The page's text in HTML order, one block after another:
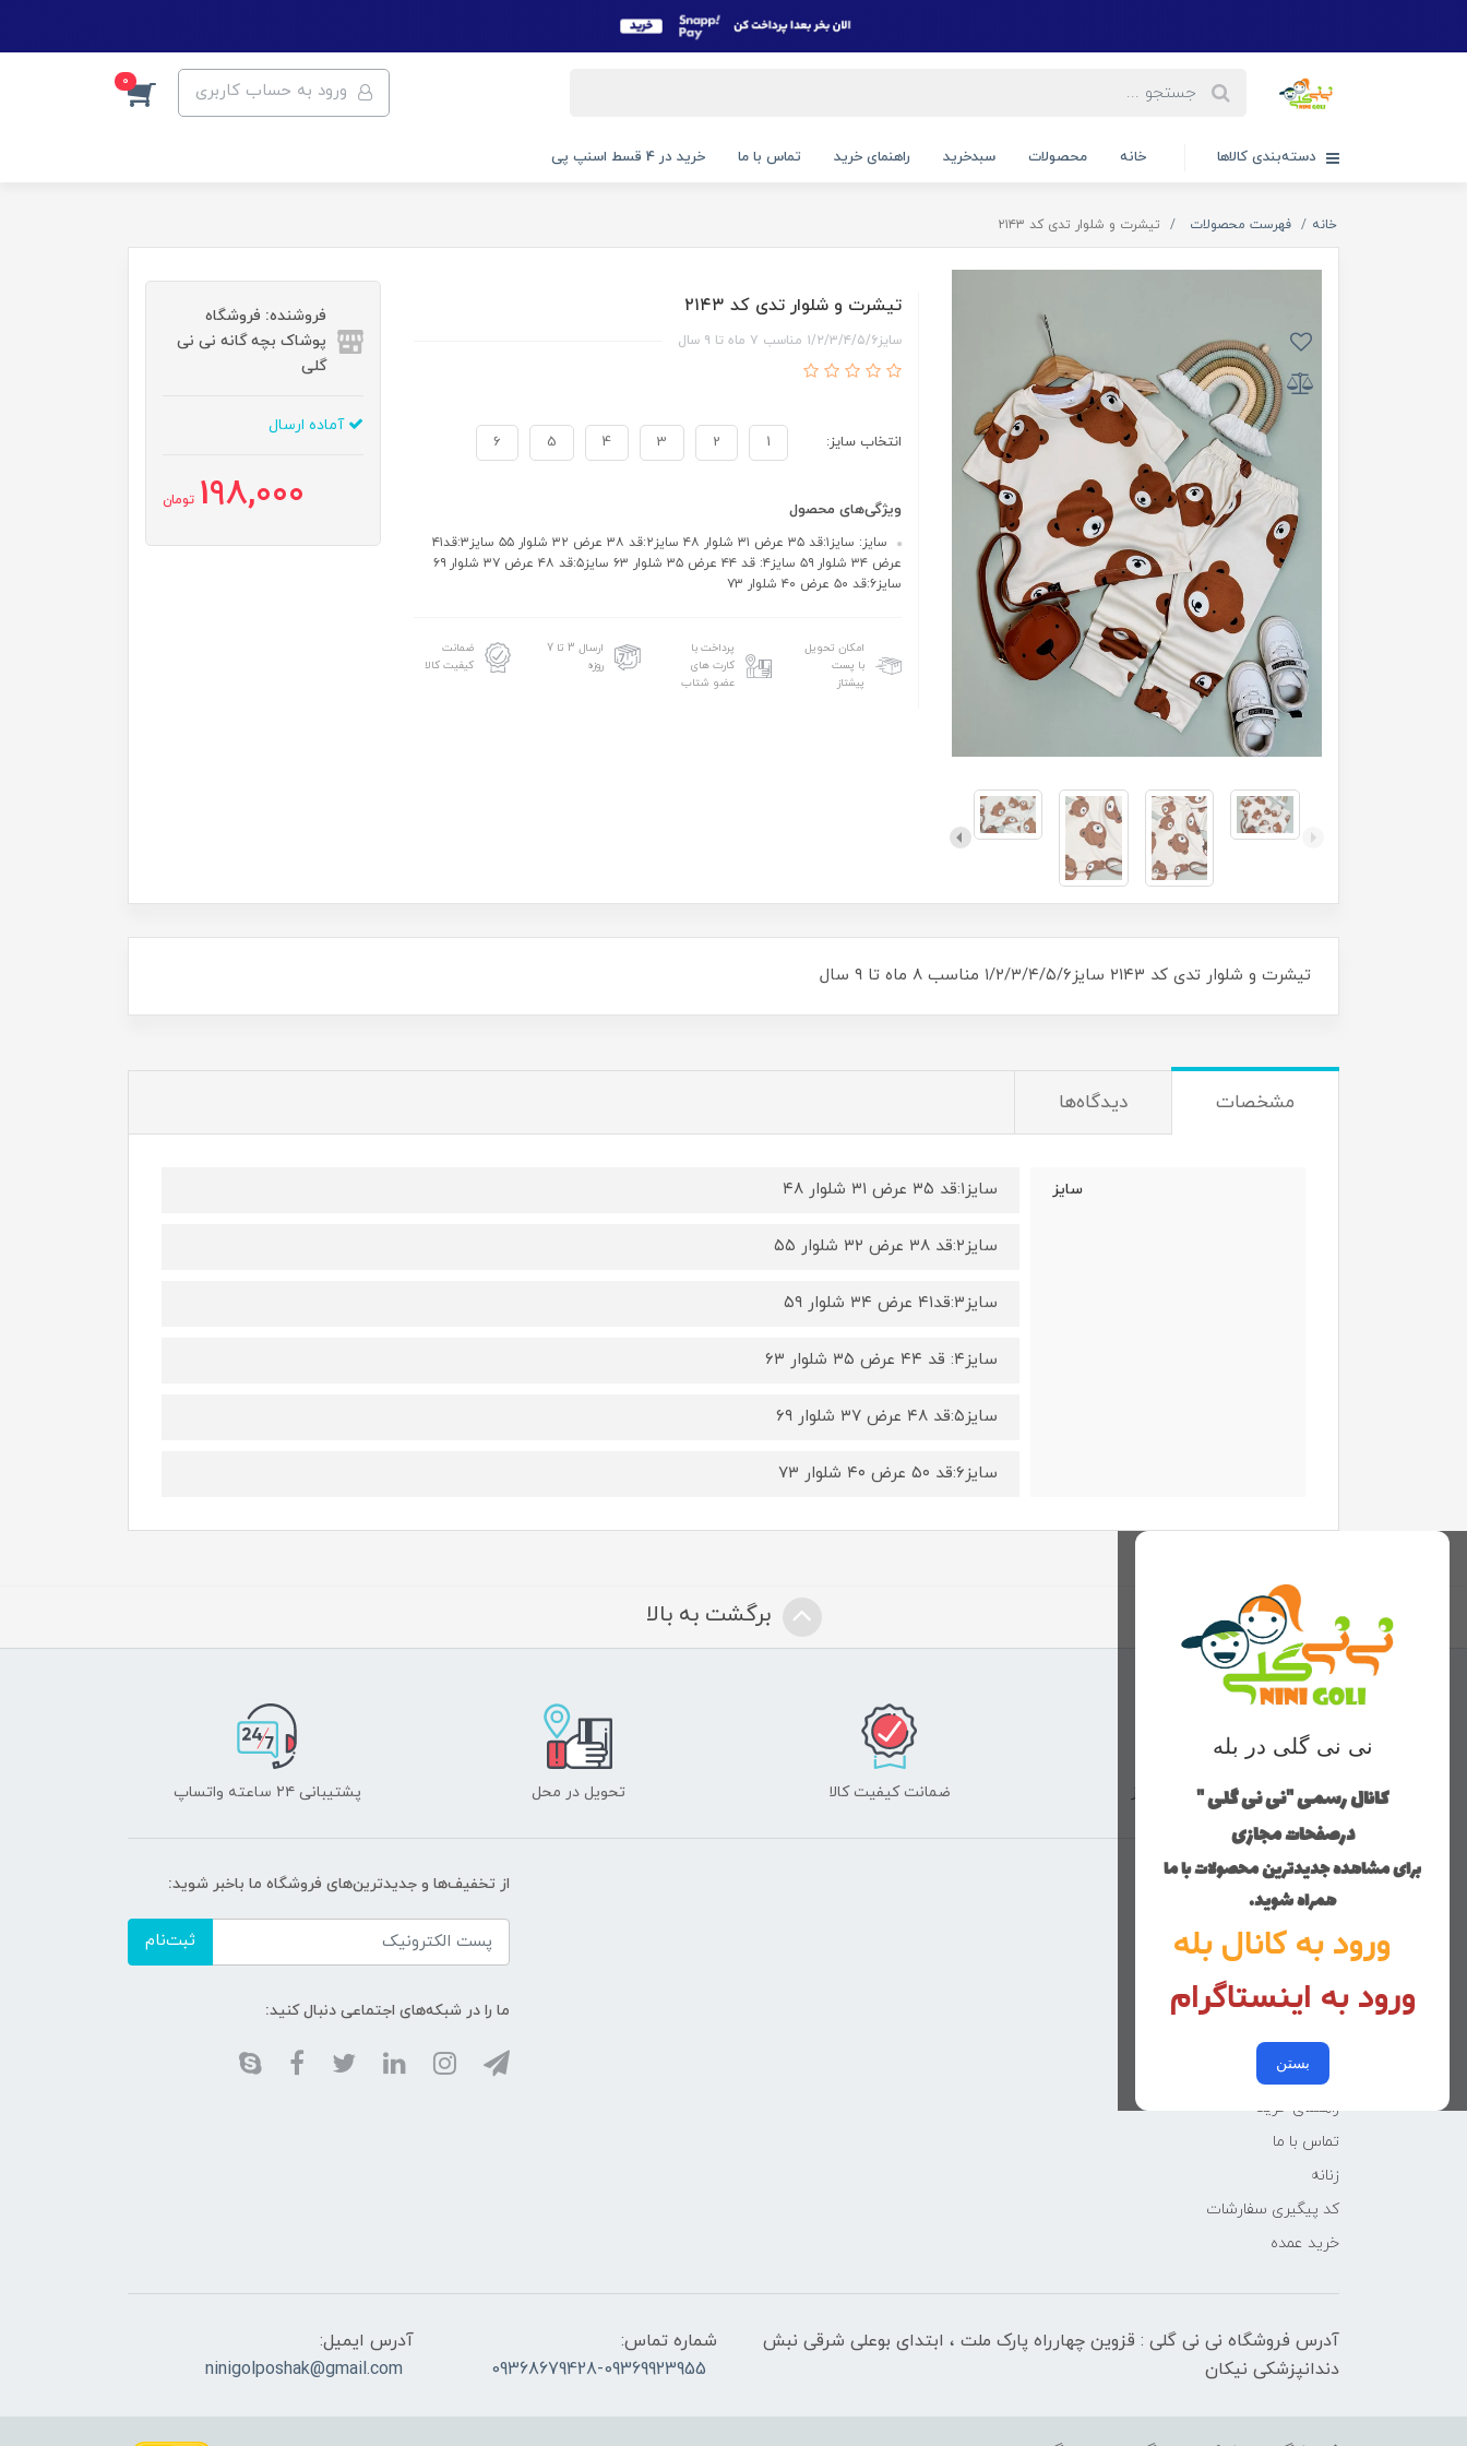
ورود به حساب کاربری 0
دسته‌بندی کالاها خانه محصولات سبدخرید راهنمای خرید تماس با ما خرید در 4 قسط اسنپ پی
خانه فهرست محصولات تیشرت و شلوار تدی کد ۲۱۴۳
تیشرت و شلوار تدی کد ۲۱۴۳
سایز۱/۲/۳/۴/۵/۶ مناسب ۷ ماه تا ۹ سال
انتخاب سایز: 1
2
3
4
5
6
ویژگی‌های محصول
سایز: سایز۱:قد ۳۵ عرض ۳۱ شلوار ۴۸ سایز۲:قد ۳۸ عرض ۳۲ شلوار ۵۵ سایز۳:قد۴۱
عرض ۳۴ شلوار ۵۹ سایز۴: قد ۴۴ عرض ۳۵ شلوار ۶۳ سایز۵:قد ۴۸ عرض ۳۷ شلوار ۶۹
سایز۶:قد ۵۰ عرض ۴۰ شلوار ۷۳
امکان تحویل
با پست
پیشتاز
پرداخت با
کارت های
عضو شتاب
ارسال 3 تا 7
روزه
ضمانت
کیفیت کالا
فروشنده: فروشگاه
پوشاک بچه گانه نی نی
گلی
آماده ارسال
198,000 تومان
تیشرت و شلوار تدی کد ۲۱۴۳ سایز۱/۲/۳/۴/۵/۶ مناسب ۸ ماه تا ۹ سال
مشخصات دیدگاه‌ها
سایز سایز۱:قد ۳۵ عرض ۳۱ شلوار ۴۸
سایز۲:قد ۳۸ عرض ۳۲ شلوار ۵۵
سایز۳:قد۴۱ عرض ۳۴ شلوار ۵۹
سایز۴: قد ۴۴ عرض ۳۵ شلوار ۶۳
سایز۵:قد ۴۸ عرض ۳۷ شلوار ۶۹
سایز۶:قد ۵۰ عرض ۴۰ شلوار ۷۳
نی نی گلی در بله
کانال رسمی "نی نی گلی "
درصفحات مجازی
برای مشاهده جدیدترین محصولات با ما
همراه شوید.
ورود به کانال بله
ورود به اینستاگرام
بستن
برگشت به بالا
ارسال با پست پیشتاز ضمانت کیفیت کالا تحویل در محل پشتیبانی ۲۴ ساعته واتساپ
منوی وب‌سایت
محصولات
دخترانه
پسرانه
کوچولوهای نی نی گلی
راهنمای خرید
تماس با ما
زنانه
کد پیگیری سفارشات
خرید عمده
از تخفیف‌ها و جدیدترین‌های فروشگاه ما باخبر شوید:
ثبت‌نام
ما را در شبکه‌های اجتماعی دنبال کنید:
آدرس فروشگاه نی نی گلی : قزوین چهارراه پارک ملت ، ابتدای بوعلی شرقی نبش
دندانپزشکی نیکان
شماره تماس:
09368679428-09369923955
آدرس ایمیل:
ninigolposhak@gmail.com